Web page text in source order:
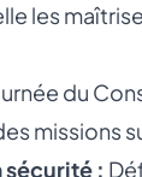
les
du
missions
sécurité :